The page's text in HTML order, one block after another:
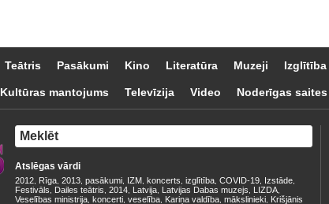
Teātris Pasākumi Kino Literatūra Muzeji Izglītība
Kultūras mantojums Televīzija Video Noderīgas saites
Atslēgas vārdi
2012 Rīga 2013 pasākumi IZM koncerts izglītība COVID-19 Izstāde
Festivāls Dailes teātris 2014 Latvija Latvijas Dabas muzejs LIZDA
Veselības ministrija koncerti veselība Kariņa valdība mākslinieki Krišjānis